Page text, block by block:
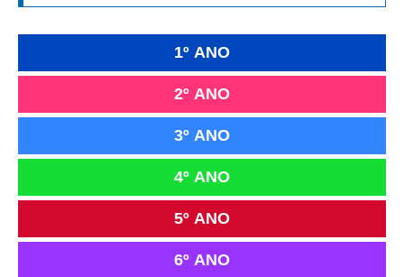
1º ANO
2º ANO
3º ANO
4º ANO
5º ANO
6º ANO